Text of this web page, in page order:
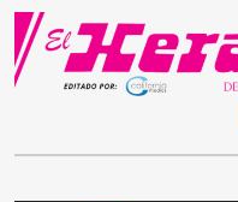
Skip
content